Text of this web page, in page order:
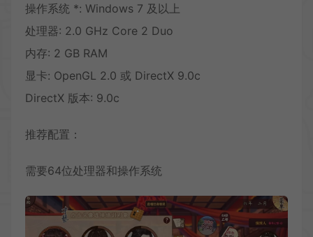
操作系统 *: Windows 7 及以上
处理器: 2.0 GHz Core 2 Duo
内存: 2 GB RAM
显卡: OpenGL 2.0 或 DirectX 9.0c
DirectX 版本: 9.0c
推荐配置：
需要64位处理器和操作系统